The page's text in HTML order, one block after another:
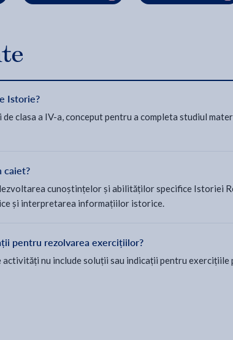
Istorie?
clasa a IV-a, conceput pentru a completa studiul
caiet?
cunoștințelor și abilităților specifice Istoriei
și interpretarea informațiilor istorice.
pentru rezolvarea exercițiilor?
nu include soluții sau indicații pentru exercițiile